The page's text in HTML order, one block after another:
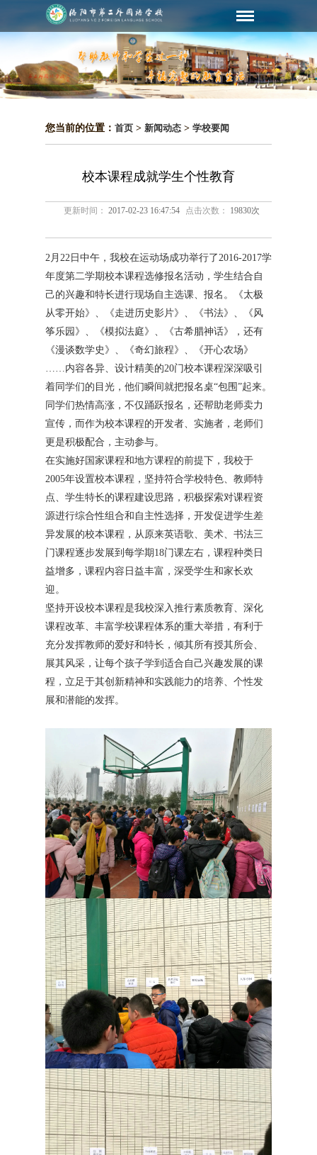
您当前的位置： 首页 > 新闻动态 > 学校要闻
校本课程成就学生个性教育
更新时间： 2017-02-23 16:47:54 点击次数： 19830次
2月22日中午，我校在运动场成功举行了2016-2017学
年度第二学期校本课程选修报名活动，学生结合自
己的兴趣和特长进行现场自主选课、报名。《太极
从零开始》、《走进历史影片》、《书法》、《风
筝乐园》、《模拟法庭》、《古希腊神话》，还有
《漫谈数学史》、《奇幻旅程》、《开心农场》
……内容各异、设计精美的20门校本课程深深吸引
着同学们的目光，他们瞬间就把报名桌“包围”起来。
同学们热情高涨，不仅踊跃报名，还帮助老师卖力
宣传，而作为校本课程的开发者、实施者，老师们
更是积极配合，主动参与。
在实施好国家课程和地方课程的前提下，我校于
2005年设置校本课程，坚持符合学校特色、教师特
点、学生特长的课程建设思路，积极探索对课程资
源进行综合性组合和自主性选择，开发促进学生差
异发展的校本课程，从原来英语歌、美术、书法三
门课程逐步发展到每学期18门课左右，课程种类日
益增多，课程内容日益丰富，深受学生和家长欢
迎。
坚持开设校本课程是我校深入推行素质教育、深化
课程改革、丰富学校课程体系的重大举措，有利于
充分发挥教师的爱好和特长，倾其所有授其所会、
展其风采，让每个孩子学到适合自己兴趣发展的课
程，立足于其创新精神和实践能力的培养、个性发
展和潜能的发挥。